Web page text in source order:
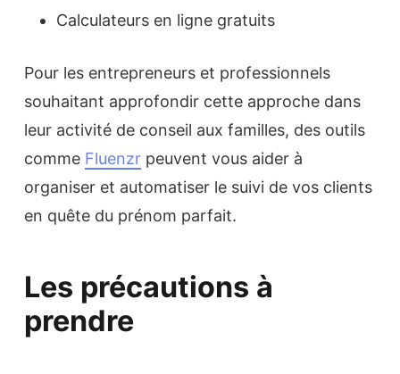
Calculateurs en ligne gratuits
Pour les entrepreneurs et professionnels
souhaitant approfondir cette approche dans
leur activité de conseil aux familles, des outils
comme Fluenzr peuvent vous aider à
organiser et automatiser le suivi de vos clients
en quête du prénom parfait.
Les précautions à
prendre